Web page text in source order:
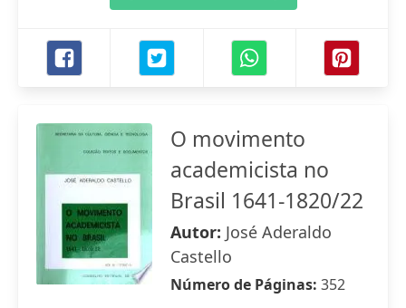
O movimento
academicista no
Brasil 1641-1820/22
Autor: José Aderaldo
Castello
Número de Páginas: 352